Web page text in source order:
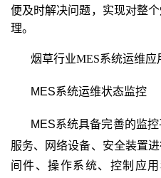
便及时解决问题，实现对整
理。
烟草行业MES系统运维应
MES系统运维状态监控
MES系统具备完善的监
服务、网络设备、安全装置进
间件、操作系统、控制应